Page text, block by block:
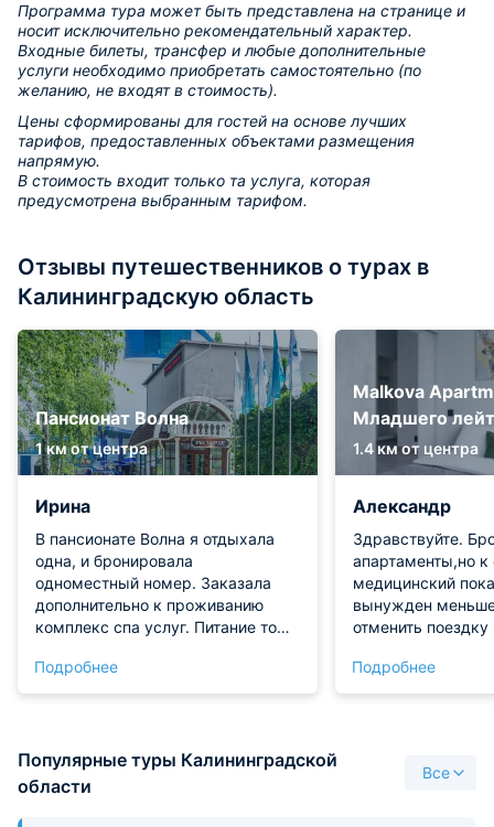
Программа тура может быть представлена на странице и
носит исключительно рекомендательный характер.
Входные билеты, трансфер и любые дополнительные
услуги необходимо приобретать самостоятельно (по
желанию, не входят в стоимость).
Цены сформированы для гостей на основе лучших
тарифов, предоставленных объектами размещения
напрямую.
В стоимость входит только та услуга, которая
предусмотрена выбранным тарифом.
Отзывы путешественников о турах в
Калининградскую область
Пансионат Волна
1 км от центра
Ирина
В пансионате Волна я отдыхала
одна, и бронировала
одноместный номер. Заказала
дополнительно к проживанию
комплекс спа услуг. Питание тоже
понравилось, как все
организовано, а также
территория. Персонал прекрасно
справляется со своими
Подробнее
Malkova
Младшего
1.4 км от центра
Александр
Здравствуйте.
апартаменты,но
медицинский
вынужден
отменить
навстречу.Уже
день деньги
Подробнее
Популярные туры Калининградской
области
Все